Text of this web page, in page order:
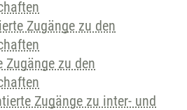
Zugänge zu den
zu den
Zugänge zu inter- und